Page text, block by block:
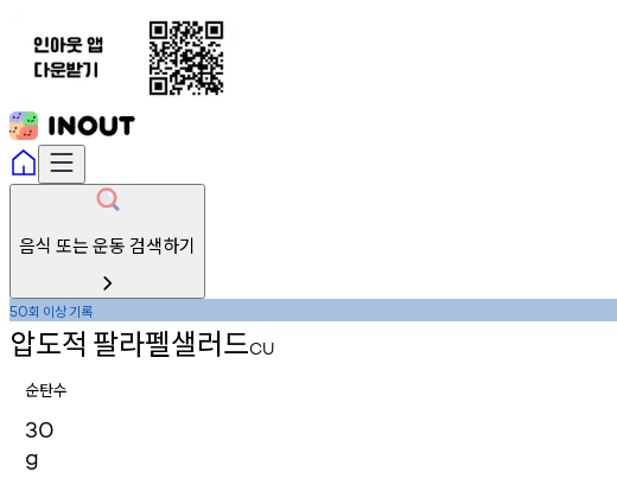
음식 또는 운동 검색하기
50회 이상기록
압도적 팔라펠샐러드CU
순탄수
30
g